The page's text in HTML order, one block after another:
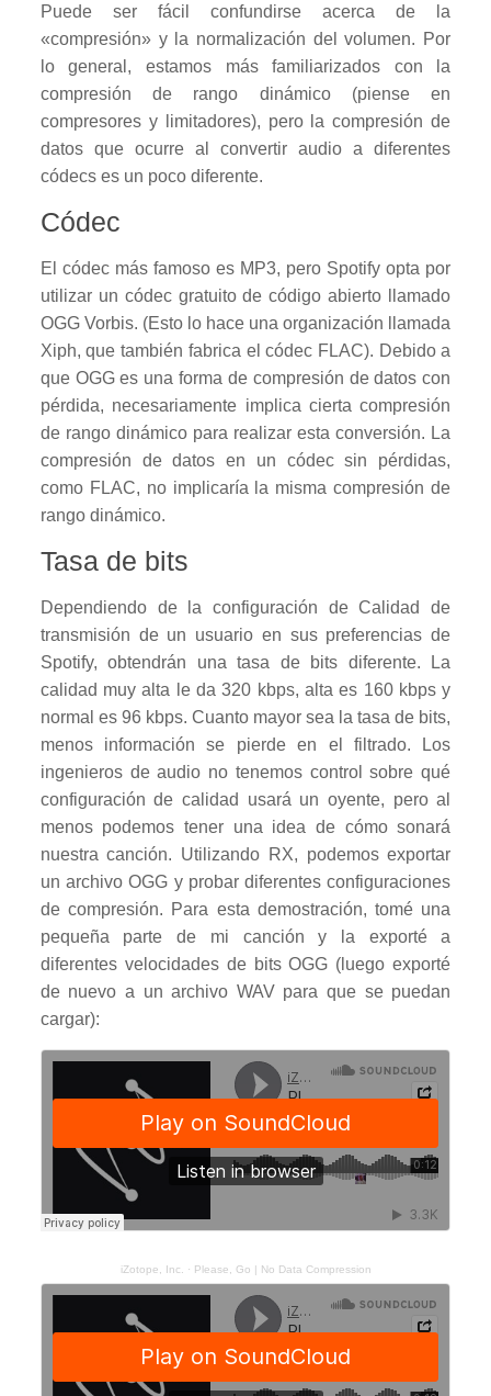
Puede ser fácil confundirse acerca de la
«compresión» y la normalización del volumen. Por
lo general, estamos más familiarizados con la
compresión de rango dinámico (piense en
compresores y limitadores), pero la compresión de
datos que ocurre al convertir audio a diferentes
códecs es un poco diferente.
Códec
El códec más famoso es MP3, pero Spotify opta por
utilizar un códec gratuito de código abierto llamado
OGG Vorbis. (Esto lo hace una organización llamada
Xiph, que también fabrica el códec FLAC). Debido a
que OGG es una forma de compresión de datos con
pérdida, necesariamente implica cierta compresión
de rango dinámico para realizar esta conversión. La
compresión de datos en un códec sin pérdidas,
como FLAC, no implicaría la misma compresión de
rango dinámico.
Tasa de bits
Dependiendo de la configuración de Calidad de
transmisión de un usuario en sus preferencias de
Spotify, obtendrán una tasa de bits diferente. La
calidad muy alta le da 320 kbps, alta es 160 kbps y
normal es 96 kbps. Cuanto mayor sea la tasa de bits,
menos información se pierde en el filtrado. Los
ingenieros de audio no tenemos control sobre qué
configuración de calidad usará un oyente, pero al
menos podemos tener una idea de cómo sonará
nuestra canción. Utilizando RX, podemos exportar
un archivo OGG y probar diferentes configuraciones
de compresión. Para esta demostración, tomé una
pequeña parte de mi canción y la exporté a
diferentes velocidades de bits OGG (luego exporté
de nuevo a un archivo WAV para que se puedan
cargar):
iZotope, Inc. · Please, Go | No Data Compression